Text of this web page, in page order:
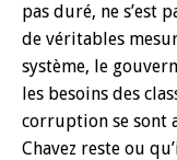
pas duré, ne s’est
de véritables
système, le
les besoins des
corruption se sont
Chavez reste ou